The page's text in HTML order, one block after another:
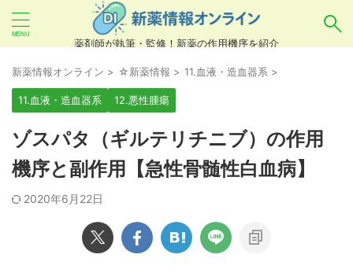
薬剤師が執筆・監修！新薬の作用機序を紹介
あいまい検索（例：ひらがな、誤字）には対応し
ていませんので、製品名・一般名・キーワードな
どを カタカナ でご入力ください。
良い例：テセントリク
悪い例：てせんとりく テセンタリク
新薬情報オンライン > ☆新薬情報 > 11.血液・造血器系 >
11.血液・造血器系 12.悪性腫瘍
ゾスパタ（ギルテリチニブ）の作用
機序と副作用【急性骨髄性白血病】
2020年6月22日